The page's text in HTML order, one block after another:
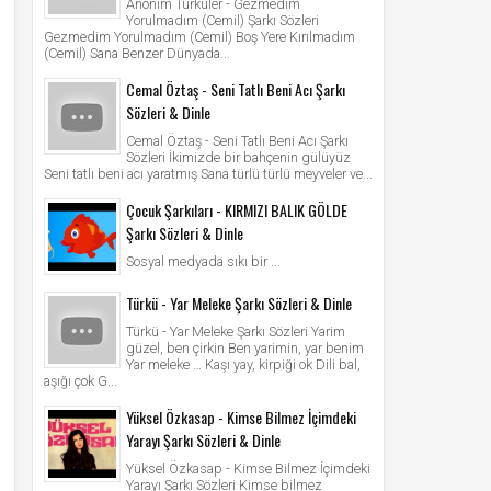
Anonim Türküler - Gezmedim
Yorulmadım (Cemil) Şarkı Sözleri
Gezmedim Yorulmadım (Cemil) Boş Yere Kırılmadım
(Cemil) Sana Benzer Dünyada...
Cemal Öztaş - Seni Tatlı Beni Acı Şarkı
Sözleri & Dinle
Cemal Öztaş - Seni Tatlı Beni Acı Şarkı
Sözleri İkimizde bir bahçenin gülüyüz
Seni tatlı beni acı yaratmış Sana türlü türlü meyveler ve...
Çocuk Şarkıları - KIRMIZI BALIK GÖLDE
Şarkı Sözleri & Dinle
Sosyal medyada sıkı bir ...
Türkü - Yar Meleke Şarkı Sözleri & Dinle
Türkü - Yar Meleke Şarkı Sözleri Yarim
güzel, ben çirkin Ben yarimin, yar benim
Yar meleke … Kaşı yay, kirpiği ok Dili bal,
aşığı çok G...
Yüksel Özkasap - Kimse Bilmez İçimdeki
Yarayı Şarkı Sözleri & Dinle
Yüksel Özkasap - Kimse Bilmez İçimdeki
Yarayı Şarkı Sözleri Kimse bilmez